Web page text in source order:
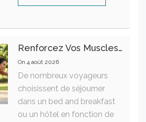
Renforcez Vos Muscles Profonds Pour Apaiser Votre Mal De Dos
On 4 août 2026
De nombreux voyageurs
choisissent de séjourner
dans un bed and breakfast
ou un hôtel en fonction de